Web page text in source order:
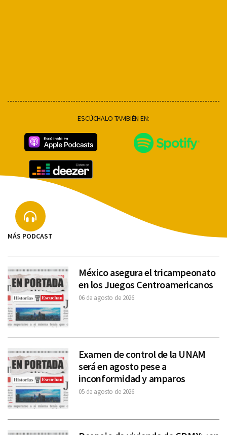
ESCÚCHALO TAMBIÉN EN:
MÁS PODCAST
México asegura el tricampeonato
en los Juegos Centroamericanos
06 de agosto de 2026
Examen de control de la UNAM
será en agosto pese a
inconformidad y amparos
05 de agosto de 2026